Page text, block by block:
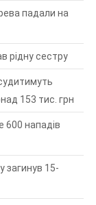
падали на
рідну сестру
153 тис. грн
600 нападів
загинув 15-